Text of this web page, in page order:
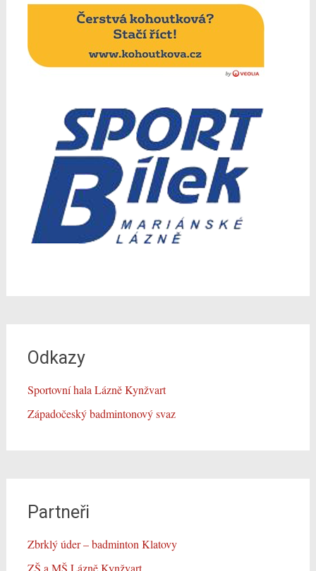
Odkazy
Sportovní hala Lázně Kynžvart
Západočeský badmintonový svaz
Partneři
Zbrklý úder – badminton Klatovy
ZŠ a MŠ Lázně Kynžvart